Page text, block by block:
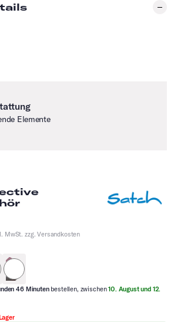
Elemente
MwSt. zzg.Versandkosten
lila
46 Minuten bestellen, zwischen10. August und 12.